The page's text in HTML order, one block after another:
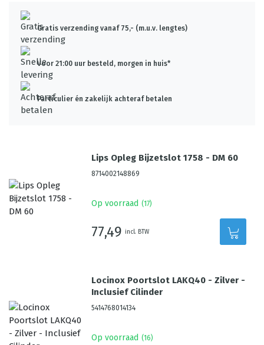
Gratis verzending vanaf 75,- (m.u.v. lengtes)
Voor 21:00 uur besteld, morgen in huis*
Particulier én zakelijk achteraf betalen
Lips Opleg Bijzetslot 1758 - DM 60
8714002148869
Op voorraad (17)
77,49 incl. BTW
Locinox Poortslot LAKQ40 - Zilver -
Inclusief Cilinder
5414768014134
Op voorraad (16)